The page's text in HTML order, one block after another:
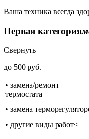
Ваша техника всегда
Первая категория
Свернуть
до 500 руб.
• замена/ремонт
термостата
• замена
• другие виды работ<